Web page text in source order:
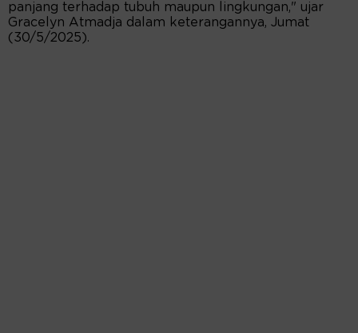
panjang terhadap tubuh maupun lingkungan," ujar
Gracelyn Atmadja dalam keterangannya, Jumat
(30/5/2025).